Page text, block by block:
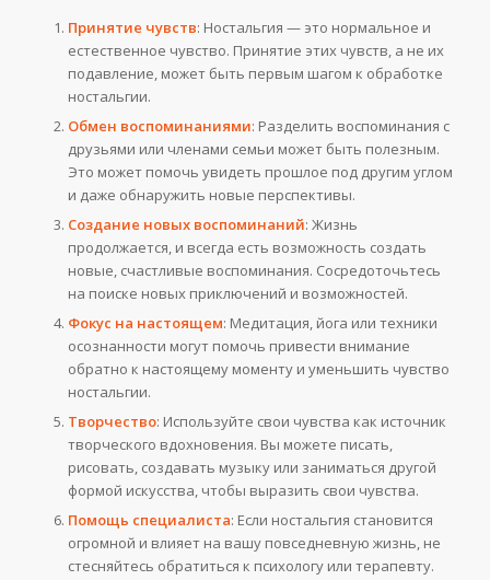
Принятие чувств: Ностальгия — это нормальное и
естественное чувство. Принятие этих чувств, а не их
подавление, может быть первым шагом к обработке
ностальгии.
Обмен воспоминаниями: Разделить воспоминания с
друзьями или членами семьи может быть полезным.
Это может помочь увидеть прошлое под другим углом
и даже обнаружить новые перспективы.
Создание новых воспоминаний: Жизнь
продолжается, и всегда есть возможность создать
новые, счастливые воспоминания. Сосредоточьтесь
на поиске новых приключений и возможностей.
Фокус на настоящем: Медитация, йога или техники
осознанности могут помочь привести внимание
обратно к настоящему моменту и уменьшить чувство
ностальгии.
Творчество: Используйте свои чувства как источник
творческого вдохновения. Вы можете писать,
рисовать, создавать музыку или заниматься другой
формой искусства, чтобы выразить свои чувства.
Помощь специалиста: Если ностальгия становится
огромной и влияет на вашу повседневную жизнь, не
стесняйтесь обратиться к психологу или терапевту.